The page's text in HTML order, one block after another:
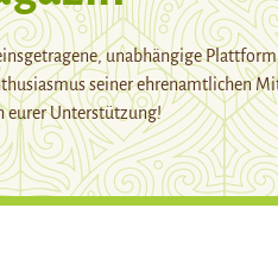
unabhängige
seiner ehrenamtlichen
eurer Unterstützung!